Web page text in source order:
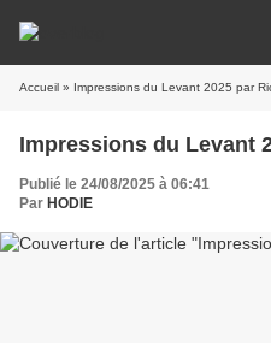
Accueil » Impressions du Levant 2025 par
Impressions du Levant
Publié le 24/08/2025 à 06:41
Par HODIE